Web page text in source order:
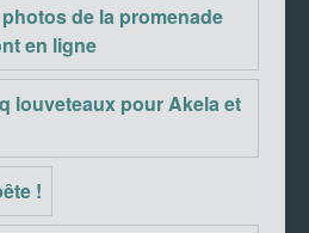
de la promenade
en ligne
louveteaux pour Akela et
!